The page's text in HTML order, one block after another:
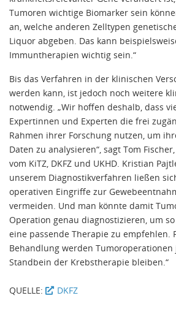
Tumoren wichtige Biomarker sein
an, welche anderen Zelltypen
Liquor abgeben. Das kann
Immuntherapien wichtig sein.“
Bis das Verfahren in der klinischen
werden kann, ist jedoch noch weitere
notwendig. „Wir hoffen deshalb, dass
Expertinnen und Experten die frei
Rahmen ihrer Forschung nutzen, um
Daten zu analysieren“, sagt Tom
vom KiTZ, DKFZ und UKHD. Kristian
unserem Diagnostikverfahren ließen
operativen Eingriffe zur
vermeiden. Und man könnte damit
Operation genau diagnostizieren, um
eine passende Therapie zu empfehlen.
Behandlung werden
Standbein der Krebstherapie bleiben.“
QUELLE: DKFZ